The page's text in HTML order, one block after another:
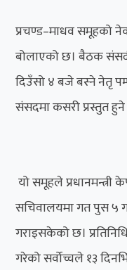
प्रचण्ड–माधव
बोलाएको छ। बैठक
दिउँसो ४ बजे बस्ने नेतृ
संसदमा कसरी प्रस्तुत
यो समूहले
सचिवालयमा गत पुस ५
गराइसकेको छ।
गरेको सर्वोच्चले १३